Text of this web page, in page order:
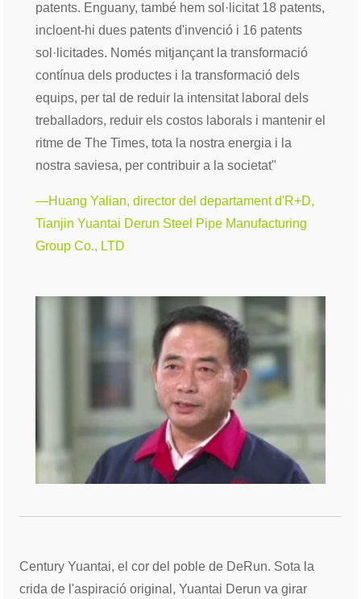
patents. Enguany, també hem sol·licitat 18 patents,
incloent-hi dues patents d'invenció i 16 patents
sol·licitades. Només mitjançant la transformació
contínua dels productes i la transformació dels
equips, per tal de reduir la intensitat laboral dels
treballadors, reduir els costos laborals i mantenir el
ritme de The Times, tota la nostra energia i la
nostra saviesa, per contribuir a la societat"
—Huang Yalian, director del departament d'R+D,
Tianjin Yuantai Derun Steel Pipe Manufacturing
Group Co., LTD
Century Yuantai, el cor del poble de DeRun. Sota la
crida de l'aspiració original, Yuantai Derun va girar